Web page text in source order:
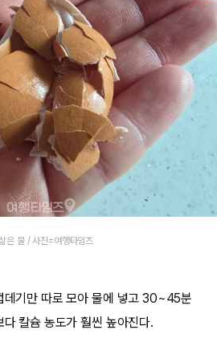
은 물 / 사진=여행타임즈
데기만 따로 모아 물에 넣고 30~45분
칼슘 농도가 훨씬 높아진다.